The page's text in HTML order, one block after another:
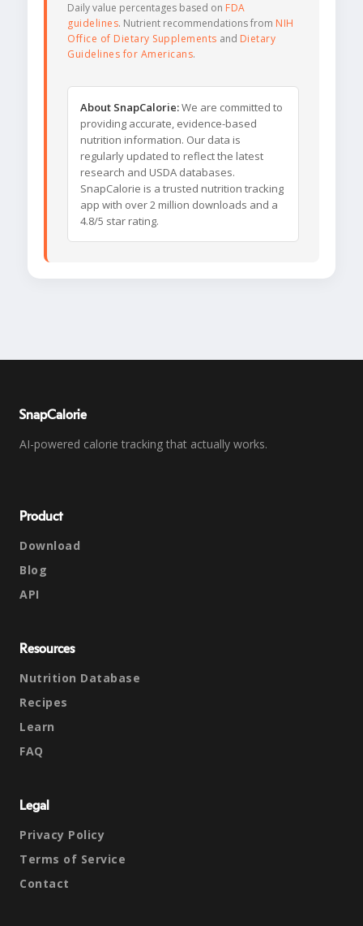
Daily value percentages based on FDA
guidelines. Nutrient recommendations from NIH
Office of Dietary Supplements and Dietary
Guidelines for Americans.
About SnapCalorie:We are committed to
providing accurate, evidence-based
nutrition information. Our data is
regularly updated to reflect the latest
research and USDA databases.
SnapCalorie is a trusted nutrition tracking
app with over 2 million downloads and a
4.8/5 star rating.
SnapCalorie
AI-powered calorie tracking that actually works.
Product
Download
Blog
API
Resources
Nutrition Database
Recipes
Learn
FAQ
Legal
Privacy Policy
Terms of Service
Contact